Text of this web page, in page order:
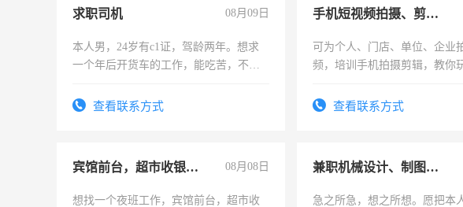
求职司机 08月09日
本人男，24岁有c1证，驾龄两年。想求
一个年后开货车的工作，能吃苦，不怕
查看联系方式
手机短视频拍摄、剪辑、抖音快手
可为个人、门店、单位、企业
频，培训手机拍摄剪辑，教你
频，培训手机拍摄剪辑，教你
查看联系方式
宾馆前台，超市收银员，淘宝客服 08月08日
想找一个夜班工作，宾馆前台，超市收
兼职机械设计、制图、设备改造
急之所急，想之所想。愿把本